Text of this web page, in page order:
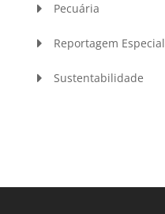
Pecuária
Reportagem Especial
Sustentabilidade